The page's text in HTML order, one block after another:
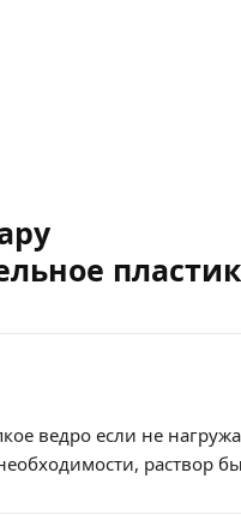
ведро если не
раствор